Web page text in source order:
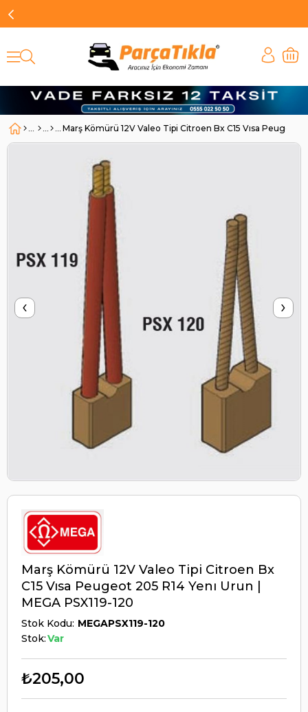
Marş Kömürü 12V Valeo Tipi Citroen Bx C15 Vısa Peugeot
‹ ›
Marş Kömürü 12V Valeo Tipi Citroen Bx
C15 Vısa Peugeot 205 R14 Yenı Urun |
MEGA PSX119-120
Stok Kodu MEGAPSX119-120
Stok:Var
₺205,00